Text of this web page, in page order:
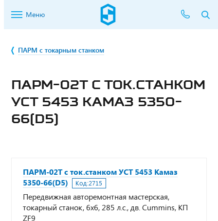
Меню
ПАРМ с токарным станком
ПАРМ-02Т С ТОК.СТАНКОМ
УСТ 5453 КАМАЗ 5350-
66(D5)
ПАРМ-02Т с ток.станком УСТ 5453 Камаз
5350-66(D5)
Код:2715
Передвижная авторемонтная мастерская,
токарный станок, 6х6, 285 л.с., дв. Cummins, КП
ZF9